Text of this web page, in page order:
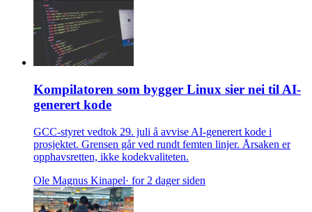
Kompilatoren som bygger Linux sier nei til AI-
generert kode
GCC-styret vedtok 29. juli å avvise AI-generert kode i
prosjektet. Grensen går ved rundt femten linjer. Årsaken er
opphavsretten, ikke kodekvaliteten.
Ole Magnus Kinapel· for 2 dager siden